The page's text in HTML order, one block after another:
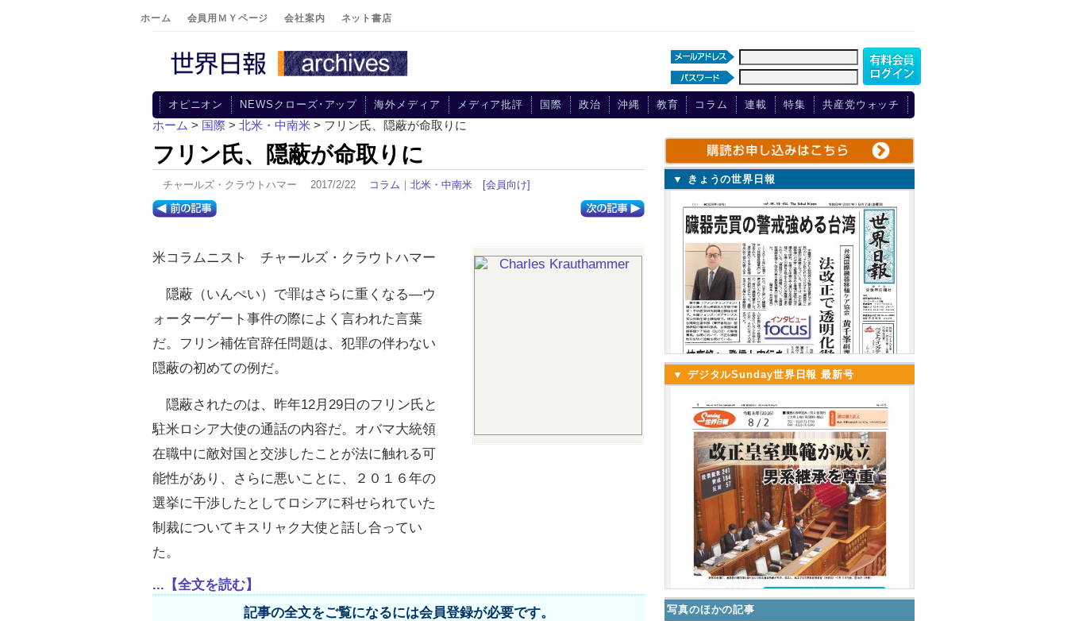
ホーム 会員用ＭＹページ 会社案内 ネット書店
オピニオン NEWSクローズ･アップ 海外メディア メディア批評 国際 政治 沖縄 教育 コラム 連載 特集 共産党ウォッチ
ホーム > 国際 > 北米・中南米 > フリン氏、隠蔽が命取りに
フリン氏、隠蔽が命取りに
チャールズ・クラウトハマー 2017/2/22 コラム ｜ 北米・中南米 [会員向け]
米コラムニスト チャールズ・クラウトハマー
隠蔽（いんぺい）で罪はさらに重くなる―ウ
ォーターゲート事件の際によく言われた言葉
だ。フリン補佐官辞任問題は、犯罪の伴わない
隠蔽の初めての例だ。
隠蔽されたのは、昨年12月29日のフリン氏と
駐米ロシア大使の通話の内容だ。オバマ大統領
在職中に敵対国と交渉したことが法に触れる可
能性があり、さらに悪いことに、２０１６年の
選挙に干渉したとしてロシアに科せられていた
制裁についてキスリャク大使と話し合ってい
た。
...【全文を読む】
記事の全文をご覧になるには会員登録が必要です。
▼ きょうの世界日報
▼ デジタルSunday世界日報 最新号
写真のほかの記事